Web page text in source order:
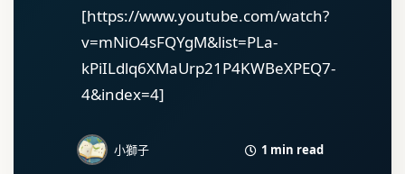
[https://www.youtube.com/watch?
v=mNiO4sFQYgM&list=PLa-
kPiILdlq6XMaUrp21P4KWBeXPEQ7-
4&index=4]
小獅子 1 min read